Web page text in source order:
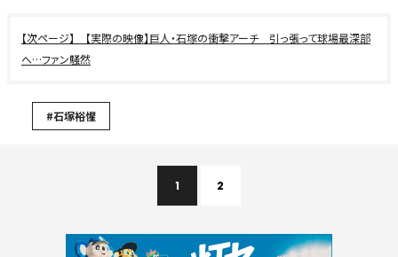
【実際の映像】巨人・石塚の衝撃アーチ 引っ張って球場最深部
へ…ファン騒然
#石塚裕惺
1 2